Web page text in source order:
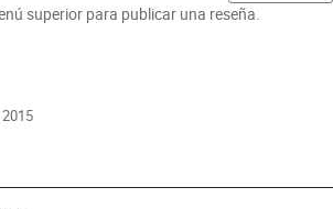
superior para publicar una reseña.